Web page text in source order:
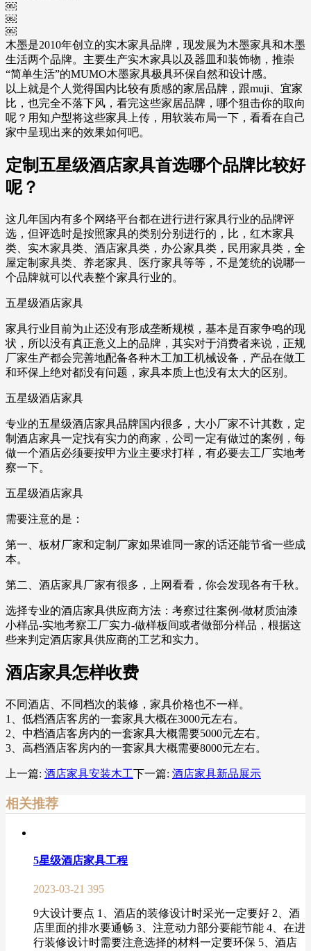
￼
￼
￼
木墨是2010年创立的实木家具品牌，现发展为木墨家具和木墨
生活两个品牌。主要生产实木家具以及器皿和装饰物，推崇
“简单生活”的MUMO木墨家具极具环保自然和设计感。
以上就是个人觉得国内比较有质感的家居品牌，跟muji、宜家
比，也完全不落下风，看完这些家居品牌，哪个狙击你的取向
呢？用知户型将这些家具上传，用软装布局一下，看看在自己
家中呈现出来的效果如何吧。
定制五星级酒店家具首选哪个品牌比较好
呢？
这几年国内有多个网络平台都在进行进行家具行业的品牌评
选，但评选时是按照家具的类别分别进行的，比，红木家具
类、实木家具类、酒店家具类，办公家具类，民用家具类，全
屋定制家具类、养老家具、医疗家具等等，不是笼统的说哪一
个品牌就可以代表整个家具行业的。
五星级酒店家具
家具行业目前为止还没有形成垄断规模，基本是百家争鸣的现
状，所以没有真正意义上的品牌，其实对于消费者来说，正规
厂家生产都会完善地配备各种木工加工机械设备，产品在做工
和环保上绝对都没有问题，家具本质上也没有太大的区别。
五星级酒店家具
专业的五星级酒店家具品牌国内很多，大小厂家不计其数，定
制酒店家具一定找有实力的商家，公司一定有做过的案例，每
做一个酒店必须要按甲方业主要求打样，有必要去工厂实地考
察一下。
五星级酒店家具
需要注意的是：
第一、板材厂家和定制厂家如果谁同一家的话还能节省一些成
本。
第二、酒店家具厂家有很多，上网看看，你会发现各有千秋。
选择专业的酒店家具供应商方法：考察过往案例-做材质油漆
小样品-实地考察工厂实力-做样板间或者做部分样品，根据这
些来判定酒店家具供应商的工艺和实力。
酒店家具怎样收费
不同酒店、不同档次的装修，家具价格也不一样。
1、低档酒店客房的一套家具大概在3000元左右。
2、中档酒店客房内的一套家具大概需要5000元左右。
3、高档酒店客房内的一套家具大概需要8000元左右。
上一篇: 酒店家具安装木工下一篇: 酒店家具新品展示
相关推荐
5星级酒店家具工程
2023-03-21 395
9大设计要点 1、酒店的装修设计时采光一定要好 2、酒
店里面的排水要通畅 3、注意动力部分要能节能 4、在进
行装修设计时需要注意选择的材料一定要环保 5、酒店